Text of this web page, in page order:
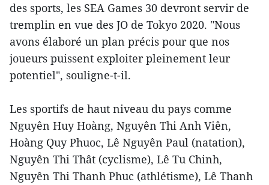
des sports, les SEA Games 30 devront servir de
tremplin en vue des JO de Tokyo 2020. "Nous
avons élaboré un plan précis pour que nos
joueurs puissent exploiter pleinement leur
potentiel", souligne-t-il.
Les sportifs de haut niveau du pays comme
Nguyên Huy Hoàng, Nguyên Thi Anh Viên,
Hoàng Quy Phuoc, Lê Nguyên Paul (natation),
Nguyên Thi Thât (cyclisme), Lê Tu Chinh,
Nguyên Thi Thanh Phuc (athlétisme), Lê Thanh